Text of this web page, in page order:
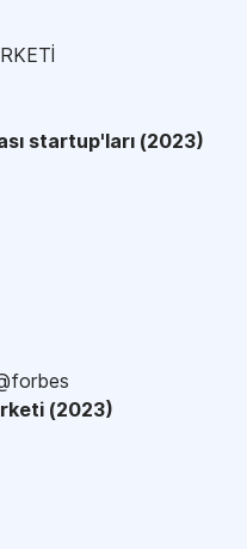
startup'ları (2023)
(2023)